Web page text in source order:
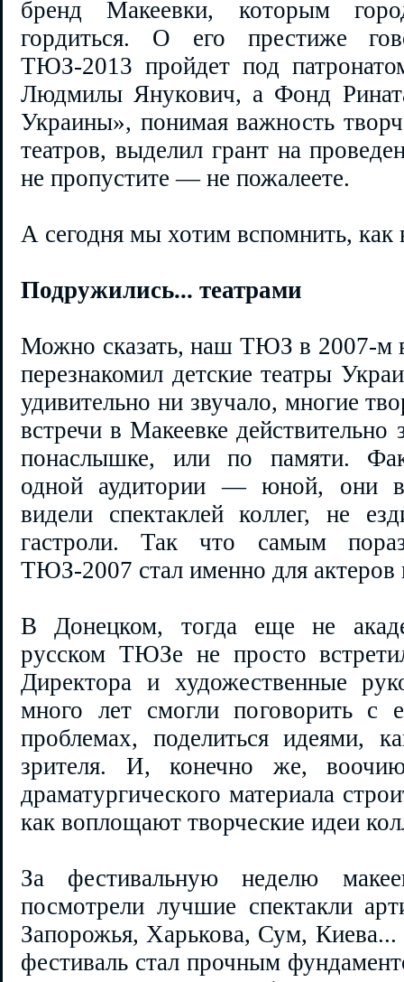
бренд Макеевки, которым
гордиться. О его престиже
ТЮЗ-2013 пройдет под
Людмилы Янукович, а Фонд
Украины», понимая важность
театров, выделил грант на
не пропустите — не пожалеете.
А сегодня мы хотим вспомнить, как
Подружились... театрами
Можно сказать, наш ТЮЗ в 2007-м
перезнакомил детские театры
удивительно ни звучало, многие
встречи в Макеевке действительно
понаслышке, или по памяти.
одной аудитории — юной, они в
видели спектаклей коллег, не
гастроли. Так что самым
ТЮЗ-2007 стал именно для актеров
В Донецком, тогда еще не
русском ТЮЗе не просто
Директора и художественные
много лет смогли поговорить с
проблемах, поделиться идеями,
зрителя. И, конечно же,
драматургического материала
как воплощают творческие идеи
За фестивальную неделю
посмотрели лучшие спектакли
Запорожья, Харькова, Сум,
фестиваль стал прочным